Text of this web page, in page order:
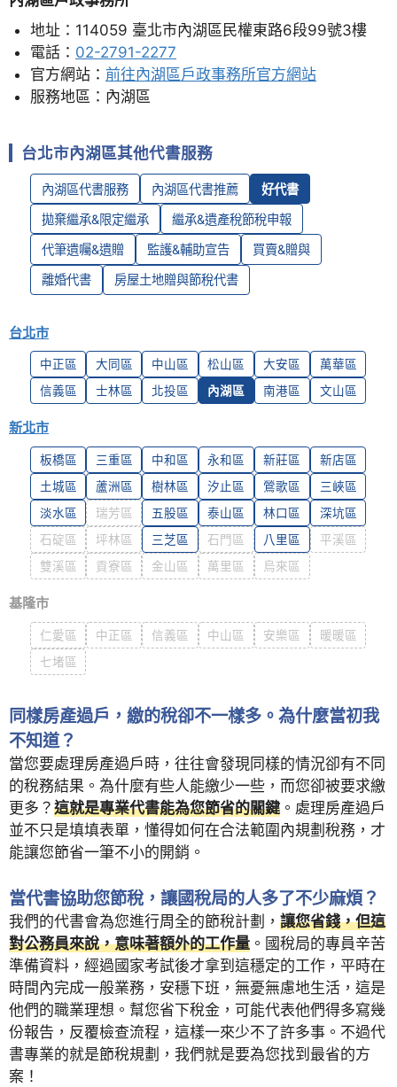
地址：114059 臺北市內湖區民權東路6段99號3樓
電話： 02-2791-2277
官方網站： 前往內湖區戶政事務所官方網站
服務地區：內湖區
台北市內湖區其他代書服務
內湖區代書服務 內湖區代書推薦 好代書
拋棄繼承&限定繼承 繼承&遺產稅節稅申報
代筆遺囑&遺贈 監護&輔助宣告 買賣&贈與
離婚代書 房屋土地贈與節稅代書
台北市
中正區 大同區 中山區 松山區 大安區
萬華區
信義區
士林區 北投區 內湖區 南港區 文山區
新北市
板橋區 三重區 中和區 永和區 新莊區
新店區
土城區
蘆洲區 樹林區 汐止區 鶯歌區
三峽區
淡水區
瑞芳區 五股區 泰山區 林口區
深坑區
石碇區
坪林區 三芝區 石門區 八里區
平溪區
雙溪區
貢寮區 金山區 萬里區 烏來區
基隆市
仁愛區 中正區 信義區 中山區 安樂區
暖暖區
七堵區
同樣房產過戶，繳的稅卻不一樣多。為什麼當初我
不知道？
當您要處理房產過戶時，往往會發現同樣的情況卻有不同
的稅務結果。為什麼有些人能繳少一些，而您卻被要求繳
更多？ 這就是專業代書能為您節省的關鍵 。處理房產過戶
並不只是填填表單，懂得如何在合法範圍內規劃稅務，才
能讓您節省一筆不小的開銷。
當代書協助您節稅，讓國稅局的人多了不少麻煩？
我們的代書會為您進行周全的節稅計劃， 讓您省錢，但這
對公務員來說，意味著額外的工作量 。國稅局的專員辛苦
準備資料，經過國家考試後才拿到這穩定的工作，平時在
時間內完成一般業務，安穩下班，無憂無慮地生活，這是
他們的職業理想。幫您省下稅金，可能代表他們得多寫幾
份報告，反覆檢查流程，這樣一來少不了許多事。不過代
書專業的就是節稅規劃，我們就是要為您找到最省的方
案！